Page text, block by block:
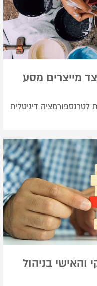
מייצרים מסע
לטרנספורמציה דיגיטלית
בניהול